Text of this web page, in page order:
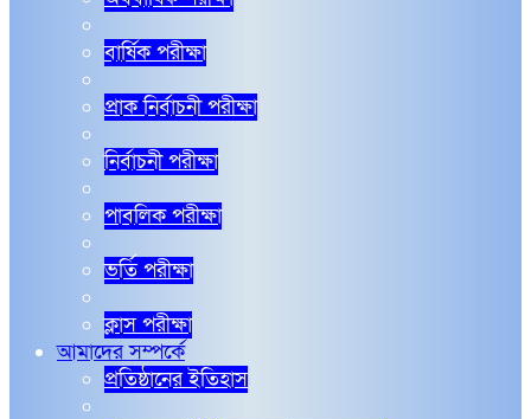
বার্ষিক পরীক্ষা
প্রাক নির্বাচনী পরীক্ষা
নির্বাচনী পরীক্ষা
পাবলিক পরীক্ষা
ভর্তি পরীক্ষা
ক্লাস পরীক্ষা
আমাদের সম্পর্কে
প্রতিষ্ঠানের ইতিহাস